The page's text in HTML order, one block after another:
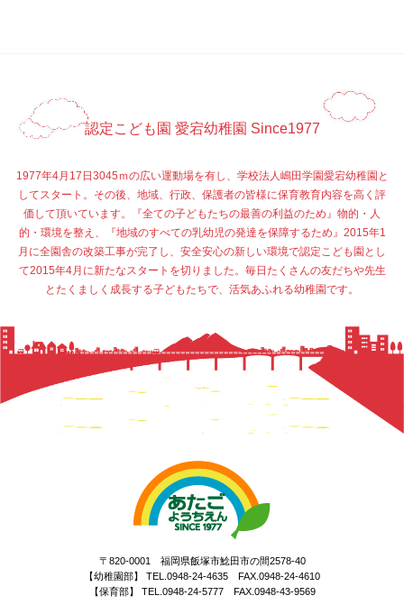
認定こども園 愛宕幼稚園 Since1977
1977年4月17日3045ｍの広い運動場を有し、学校法人嶋田学園愛宕幼稚園と
してスタート。その後、地域、行政、保護者の皆様に保育教育内容を高く評
価して頂いています。『全ての子どもたちの最善の利益のため』物的・人
的・環境を整え、『地域のすべての乳幼児の発達を保障するため』2015年1
月に全園舎の改築工事が完了し、安全安心の新しい環境で認定こども園とし
て2015年4月に新たなスタートを切りました。毎日たくさんの友だちや先生
とたくましく成長する子どもたちで、活気あふれる幼稚園です。
〒820-0001 福岡県飯塚市鯰田市の間2578-40
【幼稚園部】 TEL.0948-24-4635 FAX.0948-24-4610
【保育部】 TEL.0948-24-5777 FAX.0948-43-9569